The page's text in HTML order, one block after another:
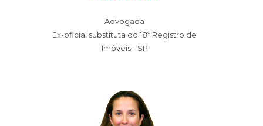
Advogada
Ex-oficial substituta do 18º Registro de
Imóveis - SP